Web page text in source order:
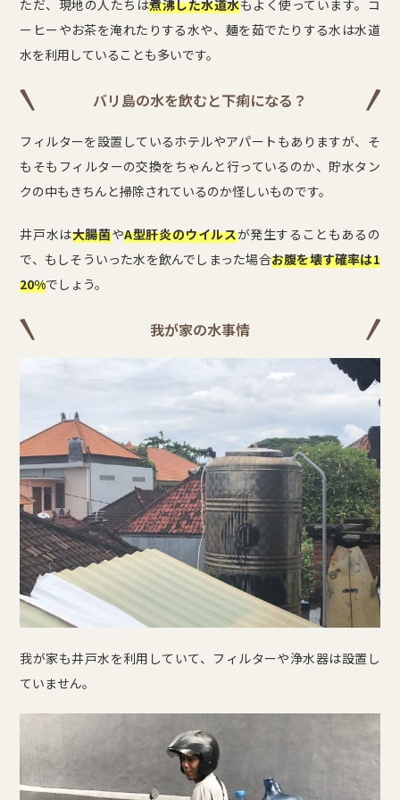
ただ、現地の人たちは煮沸した水道水もよく使っています。コ
ーヒーやお茶を淹れたりする水や、麺を茹でたりする水は水道
水を利用していることも多いです。
バリ島の水を飲むと下痢になる？
フィルターを設置しているホテルやアパートもありますが、そ
もそもフィルターの交換をちゃんと行っているのか、貯水タン
クの中もきちんと掃除されているのか怪しいものです。
井戸水は大腸菌やA型肝炎のウイルスが発生することもあるの
で、もしそういった水を飲んでしまった場合お腹を壊す確率は1
20%でしょう。
我が家の水事情
我が家も井戸水を利用していて、フィルターや浄水器は設置し
ていません。